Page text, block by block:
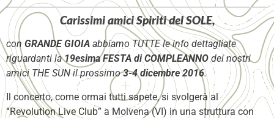
Carissimi amici Spiriti del SOLE,
con GRANDE GIOIA abbiamo TUTTE le info dettagliate
riguardanti la19esima FESTA di COMPLEANNOdei nostri
amici THE SUN il prossimo3-4 dicembre 2016.
Il concerto, come ormai tutti sapete, si svolgerà al
“Revolution Live Club” a Molvena (VI) in una struttura con